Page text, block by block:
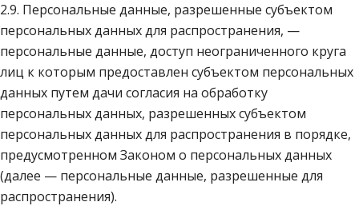
2.9. Персональные данные, разрешенные субъектом
персональных данных для распространения, —
персональные данные, доступ неограниченного круга
лиц к которым предоставлен субъектом персональных
данных путем дачи согласия на обработку
персональных данных, разрешенных субъектом
персональных данных для распространения в порядке,
предусмотренном Законом о персональных данных
(далее — персональные данные, разрешенные для
распространения).